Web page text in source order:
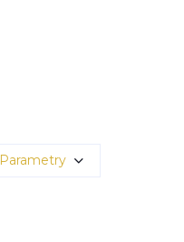
Parametry